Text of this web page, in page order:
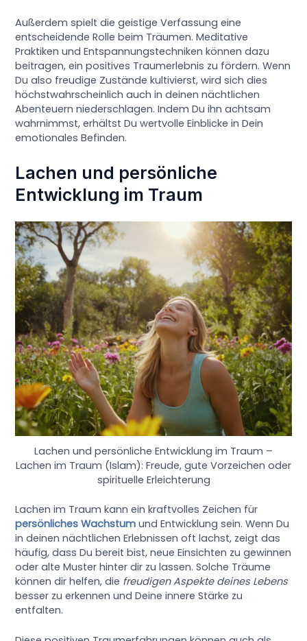
Außerdem spielt die geistige Verfassung eine
entscheidende Rolle beim Träumen. Meditative
Praktiken und Entspannungstechniken können dazu
beitragen, ein positives Traumerlebnis zu fördern. Wenn
Du also freudige Zustände kultivierst, wird sich dies
höchstwahrscheinlich auch in deinen nächtlichen
Abenteuern niederschlagen. Indem Du ihn achtsam
wahrnimmst, erhältst Du wertvolle Einblicke in Dein
emotionales Befinden.
Lachen und persönliche
Entwicklung im Traum
Lachen und persönliche Entwicklung im Traum –
Lachen im Traum (Islam): Freude, gute Vorzeichen oder
spirituelle Erleichterung
Lachen im Traum kann ein kraftvolles Zeichen für
persönliches Wachstum und Entwicklung sein. Wenn Du
in deinen nächtlichen Erlebnissen oft lachst, zeigt das
häufig, dass Du bereit bist, neue Einsichten zu gewinnen
oder alte Muster hinter dir zu lassen. Solche Träume
können dir helfen, die freudigen Aspekte deines Lebens
besser zu erkennen und Deine innere Stärke zu
entfalten.